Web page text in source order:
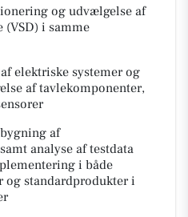
og udvælgelse af
(VSD) i samme
elektriske systemer og
af tavlekomponenter,
af
analyse af testdata
i både
standardprodukter i